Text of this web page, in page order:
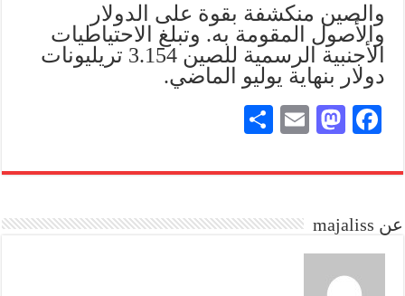
والصين منكشفة بقوة على الدولار
والأصول المقومة به. وتبلغ الاحتياطيات
الأجنبية الرسمية للصين 3.154 تريليونات
دولار بنهاية يوليو الماضي.
Fa
bo
M
to
n
E
ail
re
عن majaliss